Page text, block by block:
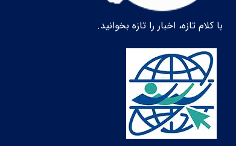
با کلام تازه، اخبار را تازه بخوانید.